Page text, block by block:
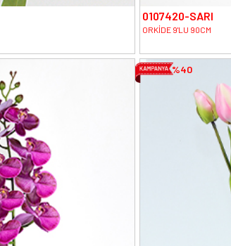
0107420-SARI
ORKİDE 9'LU 90CM
%40